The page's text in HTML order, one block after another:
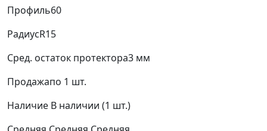
Профиль60
РадиусR15
Сред. остаток протектора3 мм
Продажапо 1 шт.
Наличие В наличии (1 шт.)